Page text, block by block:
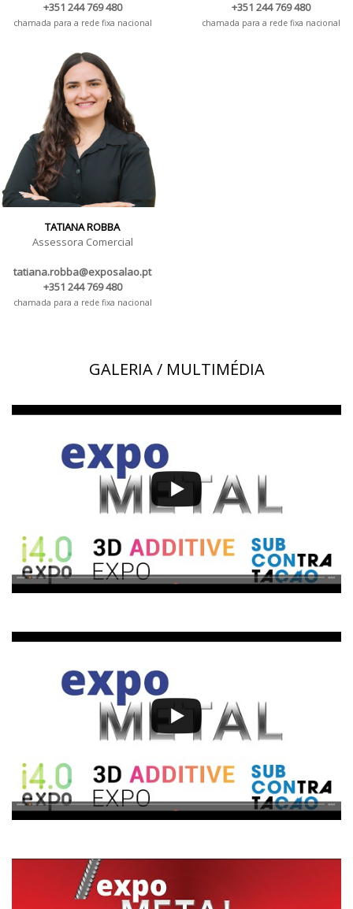
+351 244 769 480
chamada para a rede fixa nacional
+351 244 769 480
chamada para a rede fixa nacional
TATIANA ROBBA
Assessora Comercial
tatiana.robba@exposalao.pt
+351 244 769 480
chamada para a rede fixa nacional
GALERIA / MULTIMÉDIA